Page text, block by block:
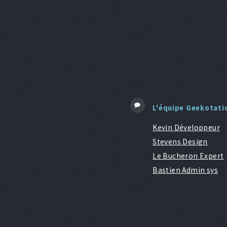
L'équipe
Kevin Développeur
Stevens Design
Le Bucheron Expert
Bastien Admin sys